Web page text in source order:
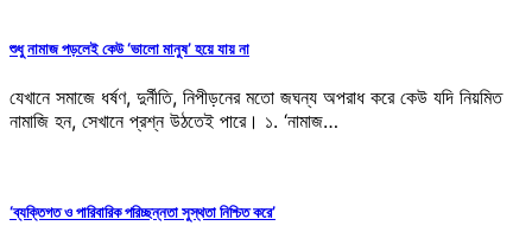
শুধু নামাজ পড়লেই কেউ ‘ভালো মানুষ’ হয়ে যায় না
যেখানে সমাজে ধর্ষণ, দুর্নীতি, নিপীড়নের মতো জঘন্য অপরাধ করে কেউ যদি নিয়মিত
নামাজি হন, সেখানে প্রশ্ন উঠতেই পারে। ১. ‘নামাজ…
‘ব্যক্তিগত ও পারিবারিক পরিচ্ছন্নতা সুস্থতা নিশ্চিত করে’